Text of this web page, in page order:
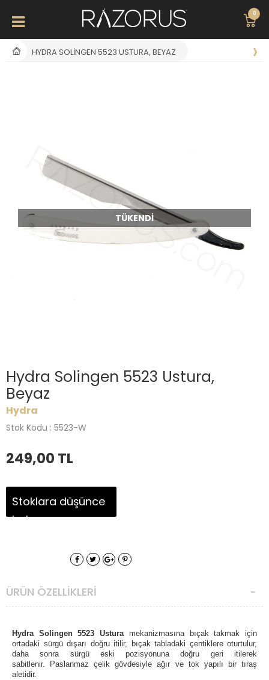
0
HYDRA SOLINGEN 5523 USTURA, BEYAZ
TÜKENDI
Hydra Solingen 5523 Ustura,
Beyaz
Hydra
Stok Kodu : 5523-W
249,00 TL
Stoklara düşünce
haber ver
ÜRÜN ÖZELLIKLERI
Hydra Solingen 5523 Ustura mekanizmasına bıçak takmak için
ortadaki sürgü dışarı doğru itilir, bıçak tabladaki çentiklere oturtulur,
daha sonra sürgü eski pozisyonuna doğru geri itilerek
sabitlenir. Paslanmaz çelik gövdesiyle ağır ve tok yapılı bir tıraş
aletidir.